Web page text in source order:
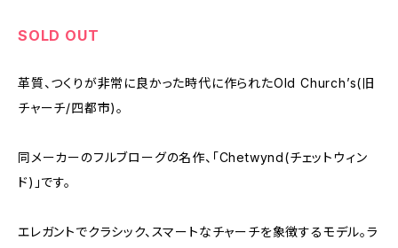
SOLD OUT
革質、つくりが非常に良かった時代に作られたOld Church’s(旧
チャーチ/四都市)。
同メーカーのフルブローグの名作、「Chetwynd(チェットウィン
ド)」です。
エレガントでクラシック、スマートなチャーチを象徴するモデル。ラ